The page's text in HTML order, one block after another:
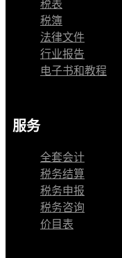
税表
税簿
法律文件
行业报告
电子书和教程
服务
全套会计
税务结算
税务申报
税务咨询
价目表